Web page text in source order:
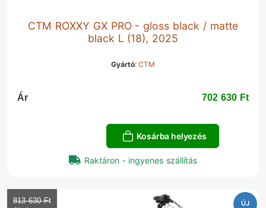
CTM ROXXY GX PRO - gloss black / matte
black L (18), 2025
Gyártó:CTM
Ár 702 630 Ft‎
Kosárba helyezés
Raktáron - ingyenes szállítás
ÚJ
813 630 Ft‎